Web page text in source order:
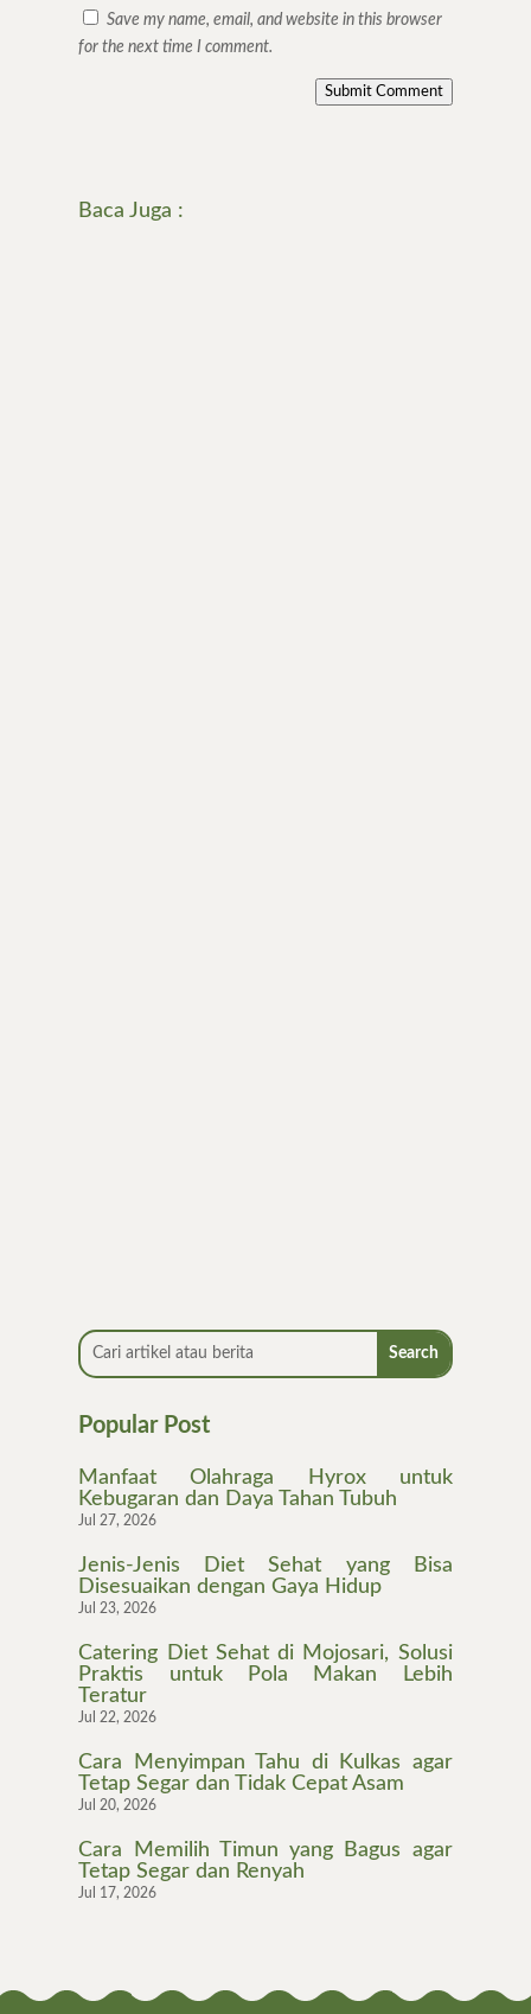
Save my name, email, and website in this browser
for the next time I comment.
Submit Comment
Baca Juga :
Popular Post
Manfaat Olahraga Hyrox untuk
Kebugaran dan Daya Tahan Tubuh
Jul 27, 2026
Jenis-Jenis Diet Sehat yang Bisa
Disesuaikan dengan Gaya Hidup
Jul 23, 2026
Catering Diet Sehat di Mojosari, Solusi
Praktis untuk Pola Makan Lebih
Teratur
Jul 22, 2026
Cara Menyimpan Tahu di Kulkas agar
Tetap Segar dan Tidak Cepat Asam
Jul 20, 2026
Cara Memilih Timun yang Bagus agar
Tetap Segar dan Renyah
Jul 17, 2026